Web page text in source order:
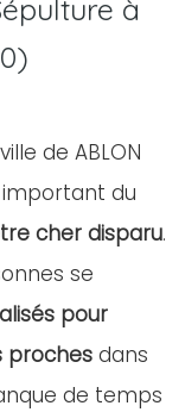
à
de ABLON
important du
cher disparu.
se
pour
proches dans
de temps